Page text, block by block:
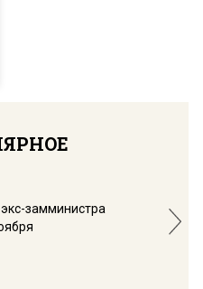
замминистра